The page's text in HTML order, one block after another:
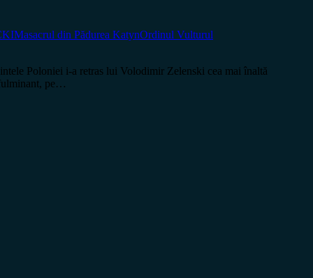
Masacrul din Pădurea KatynOrdinul Vulturul
Poloniei i-a retras lui Volodimir Zelenski cea mai înaltă
pe…